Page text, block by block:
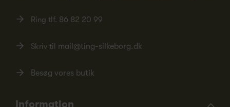
Ring tlf. 86 82 20 99
Skriv til mail@ting-silkeborg.dk
Besøg vores butik
Information